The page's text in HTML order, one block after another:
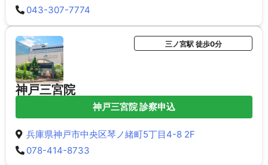
043-307-7774
神戸三宮院
三ノ宮駅 徒歩0分
神戸三宮院 診察申込
兵庫県神戸市中央区琴ノ緒町5丁目4-8 2F
078-414-8733